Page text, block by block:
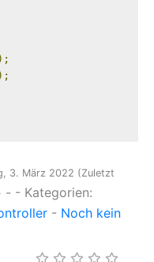
3. März 2022 (Zuletzt
- - Kategorien:
- Noch kein